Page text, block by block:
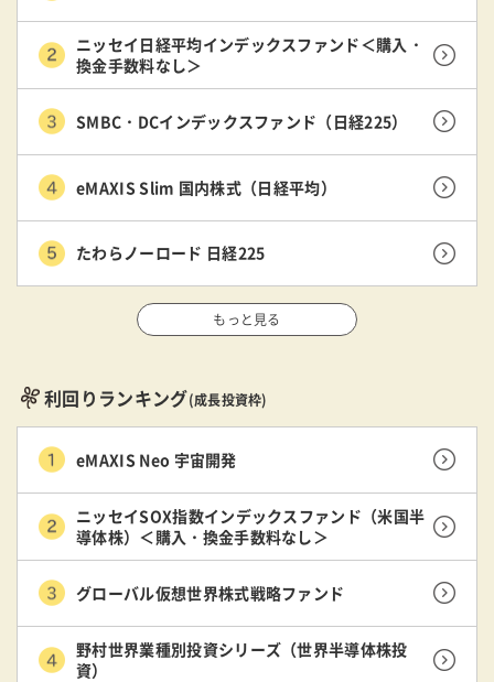
ニッセイ日経平均インデックスファンド＜購入・
換金手数料なし＞
SMBC・DCインデックスファンド（日経225）
eMAXIS Slim 国内株式（日経平均）
たわらノーロード 日経225
もっと見る
利回りランキング(成長投資枠)
eMAXIS Neo 宇宙開発
ニッセイSOX指数インデックスファンド（米国半
導体株）＜購入・換金手数料なし＞
グローバル仮想世界株式戦略ファンド
野村世界業種別投資シリーズ（世界半導体株投
資）